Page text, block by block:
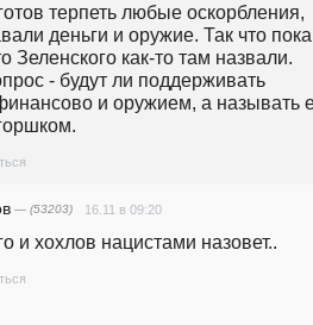
терпеть любые оскорбления,
деньги и оружие. Так что пока
Зеленского как-то там назвали.
- будут ли поддерживать
и оружием, а называть
— (53203) 16.11 в 09:20
и хохлов нацистами назовет..